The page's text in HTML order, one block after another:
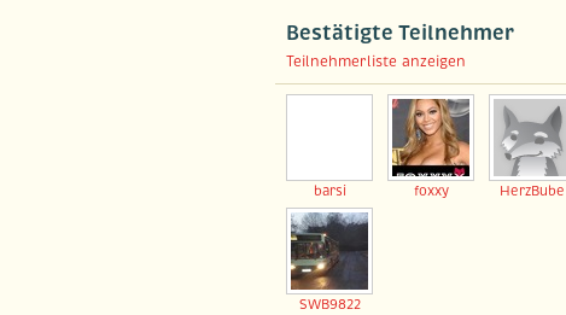
Bestätigte Teilnehmer
Teilnehmerliste anzeigen
barsi foxxy HerzBube
SWB9822